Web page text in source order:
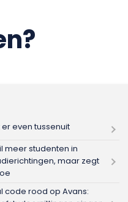
even tussenuit
meer studenten in
maar zegt
code rood op Avans: